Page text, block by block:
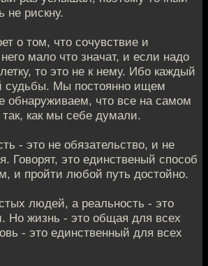
не рискну.
о том, что сочувствие и
мало что значат, и если надо
то это не к нему. Ибо каждый
судьбы. Мы постоянно ищем
обнаруживаем, что все на самом
так, как мы себе думали.
- это не обязательство, и не
Говорят, это единственый способ
и пройти любой путь достойно.
людей, а реальность - это
Но жизнь - это общая для всех
- это единственный для всех